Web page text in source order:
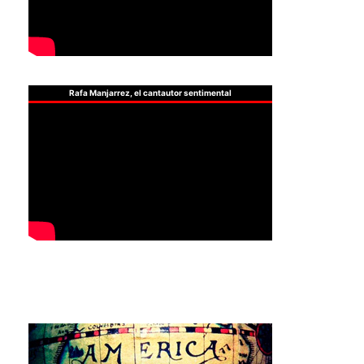
Rafa Manjarrez, el cantautor sentimental